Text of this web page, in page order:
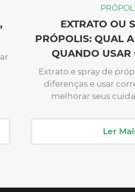
EXTRATO OU
PRÓPOLIS: QUAL
QUANDO USAR
Extrato e spray de
diferenças e usar
melhorar seus
Ler